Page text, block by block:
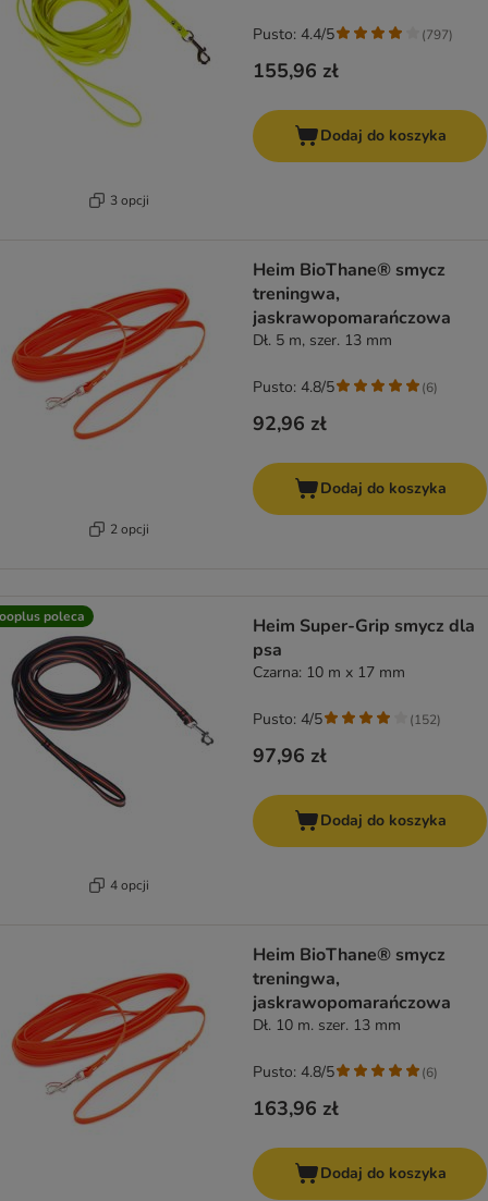
3 opcji
155,96 zł
Pusto: 4.4/5 (797)
Dodaj do koszyka
2 opcji
Heim BioThane® smycz
treningwa,
jaskrawopomarańczowa
Dł. 5 m, szer. 13 mm
92,96 zł
Pusto: 4.8/5 (6)
Dodaj do koszyka
poleca
4 opcji
Heim Super-Grip smycz dla
psa
Czarna: 10 m x 17 mm
97,96 zł
Pusto: 4/5 (152)
Dodaj do koszyka
Heim BioThane® smycz
treningwa,
jaskrawopomarańczowa
Dł. 10 m. szer. 13 mm
163,96 zł
Pusto: 4.8/5 (6)
Dodaj do koszyka